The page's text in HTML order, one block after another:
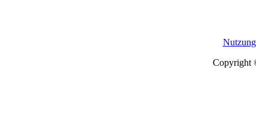
Copyright